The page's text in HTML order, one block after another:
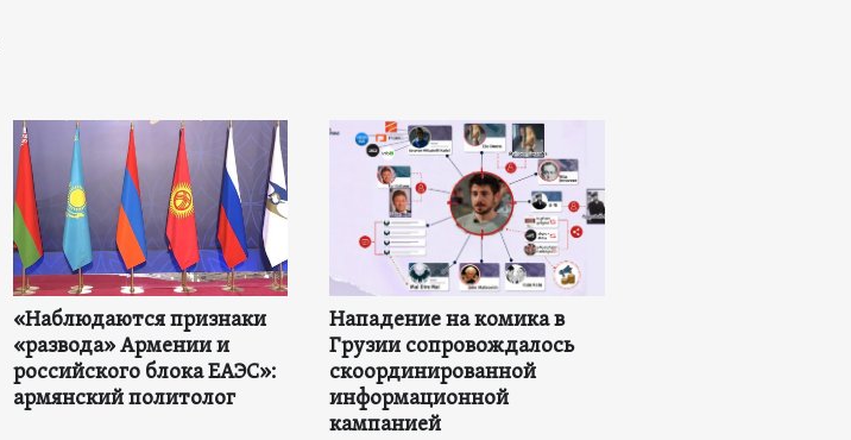
«Наблюдаются признаки
«развода» Армении и
российского блока ЕАЭС»:
армянский политолог
Нападение на комика в
Грузии сопровождалось
скоординированной
информационной
кампанией